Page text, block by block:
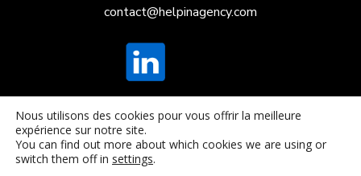
contact@helpinagency.com
© HelpIn–Agence de Prospection Commerciale
Agence Linkedin Ads
Mentions légales
Nous utilisons des cookies pour vous offrir la meilleure
expérience sur notre site.
You can find out more about which cookies we are using or
switch them off in settings.